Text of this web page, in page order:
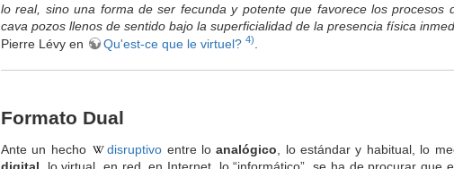
lo real, sino una forma de ser fecunda y potente que favorece los procesos
cava pozos llenos de sentido bajo la superficialidad de la presencia física
Pierre Lévy en
Qu'est-ce que le virtuel? 4)
Formato Dual
Ante un hecho disruptivo entre loanalógico , lo estándar y habitual, lo